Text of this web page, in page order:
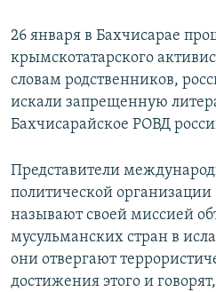
26 января в Бахчисарае
крымскотатарского
словам родственников,
искали запрещенную
Бахчисарайское РОВД
Представители
политической
называют своей миссией
мусульманских стран в
они отвергают
достижения этого и